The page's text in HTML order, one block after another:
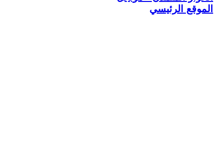
الموقع الرئيسي